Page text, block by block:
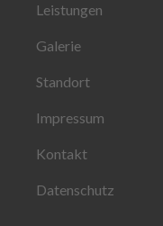
Leistungen
Galerie
Standort
Impressum
Kontakt
Datenschutz